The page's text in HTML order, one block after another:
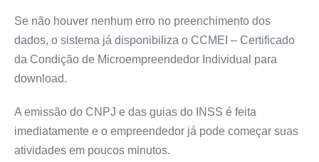
Se não houver nenhum erro no preenchimento dos
dados, o sistema já disponibiliza o CCMEI – Certificado
da Condição de Microempreendedor Individual para
download.
A emissão do CNPJ e das guias do INSS é feita
imediatamente e o empreendedor já pode começar suas
atividades em poucos minutos.